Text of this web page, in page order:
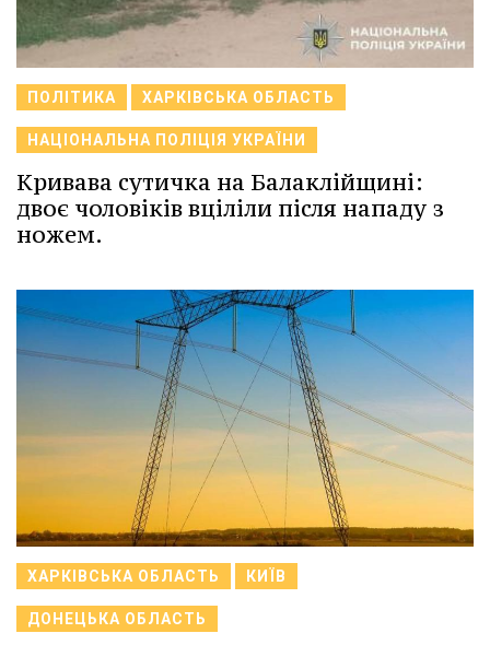
ПОЛІТИКА ХАРКІВСЬКА ОБЛАСТЬ
НАЦІОНАЛЬНА ПОЛІЦІЯ УКРАЇНИ
Кривава сутичка на Балаклійщині:
двоє чоловіків вціліли після нападу з
ножем.
ХАРКІВСЬКА ОБЛАСТЬ КИЇВ
ДОНЕЦЬКА ОБЛАСТЬ